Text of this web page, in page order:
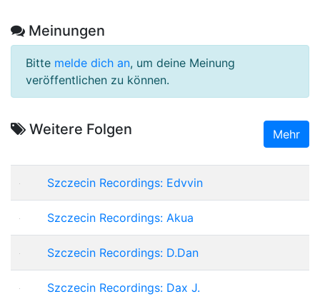
Meinungen
Bitte melde dich an, um deine Meinung
veröffentlichen zu können.
Weitere Folgen Mehr
Szczecin Recordings: Edvvin
Szczecin Recordings: Akua
Szczecin Recordings: D.Dan
Szczecin Recordings: Dax J.